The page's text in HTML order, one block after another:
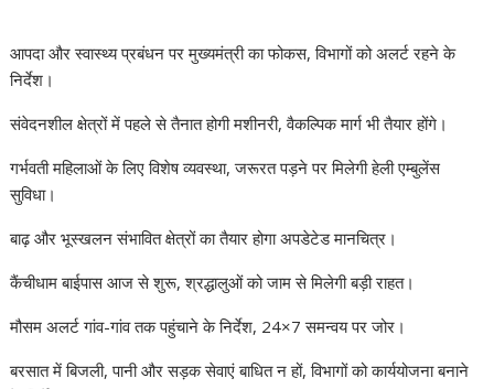
आपदा और स्वास्थ्य प्रबंधन पर मुख्यमंत्री का फोकस, विभागों को अलर्ट रहने के
निर्देश।
संवेदनशील क्षेत्रों में पहले से तैनात होगी मशीनरी, वैकल्पिक मार्ग भी तैयार होंगे।
गर्भवती महिलाओं के लिए विशेष व्यवस्था, जरूरत पड़ने पर मिलेगी हेली एम्बुलेंस
सुविधा।
बाढ़ और भूस्खलन संभावित क्षेत्रों का तैयार होगा अपडेटेड मानचित्र।
कैंचीधाम बाईपास आज से शुरू, श्रद्धालुओं को जाम से मिलेगी बड़ी राहत।
मौसम अलर्ट गांव-गांव तक पहुंचाने के निर्देश, 24×7 समन्वय पर जोर।
बरसात में बिजली, पानी और सड़क सेवाएं बाधित न हों, विभागों को कार्ययोजना बनाने